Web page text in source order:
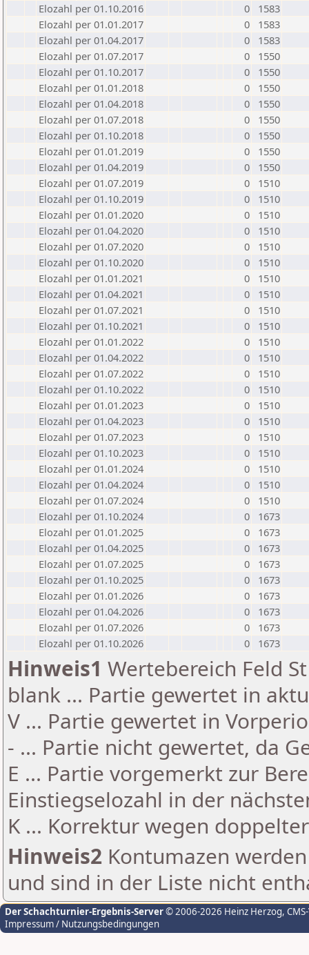
Elozahl per 01.10.2016
0
1583
Elozahl per 01.01.2017
0
1583
Elozahl per 01.04.2017
0
1583
Elozahl per 01.07.2017
0
1550
Elozahl per 01.10.2017
0
1550
Elozahl per 01.01.2018
0
1550
Elozahl per 01.04.2018
0
1550
Elozahl per 01.07.2018
0
1550
Elozahl per 01.10.2018
0
1550
Elozahl per 01.01.2019
0
1550
Elozahl per 01.04.2019
0
1550
Elozahl per 01.07.2019
0
1510
Elozahl per 01.10.2019
0
1510
Elozahl per 01.01.2020
0
1510
Elozahl per 01.04.2020
0
1510
Elozahl per 01.07.2020
0
1510
Elozahl per 01.10.2020
0
1510
Elozahl per 01.01.2021
0
1510
Elozahl per 01.04.2021
0
1510
Elozahl per 01.07.2021
0
1510
Elozahl per 01.10.2021
0
1510
Elozahl per 01.01.2022
0
1510
Elozahl per 01.04.2022
0
1510
Elozahl per 01.07.2022
0
1510
Elozahl per 01.10.2022
0
1510
Elozahl per 01.01.2023
0
1510
Elozahl per 01.04.2023
0
1510
Elozahl per 01.07.2023
0
1510
Elozahl per 01.10.2023
0
1510
Elozahl per 01.01.2024
0
1510
Elozahl per 01.04.2024
0
1510
Elozahl per 01.07.2024
0
1510
Elozahl per 01.10.2024
0
1673
Elozahl per 01.01.2025
0
1673
Elozahl per 01.04.2025
0
1673
Elozahl per 01.07.2025
0
1673
Elozahl per 01.10.2025
0
1673
Elozahl per 01.01.2026
0
1673
Elozahl per 01.04.2026
0
1673
Elozahl per 01.07.2026
0
1673
Elozahl per 01.10.2026
0 1673
Hinweis1 Wertebereich Feld
blank ... Partie gewertet in
V ... Partie gewertet in
- ... Partie nicht gewertet, da
E ... Partie vorgemerkt zur
Einstiegselozahl in der
K ... Korrektur wegen
Hinweis2 Kontumazen
und sind in der Liste nicht
Der Schachturnier-Ergebnis-Server© 2006-2026 Heinz Herzog,
Impressum / Nutzungsbedingungen